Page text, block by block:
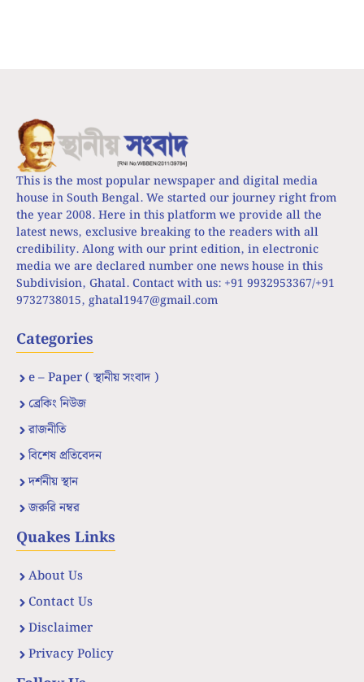
This is the most popular newspaper and digital media
house in South Bengal. We started our journey right from
the year 2008. Here in this platform we provide all the
latest news, exclusive breaking to the readers with all
credibility. Along with our print edition, in electronic
media we are declared number one news house in this
Subdivision, Ghatal. Contact with us: +91 9932953367/+91
9732738015, ghatal1947@gmail.com
Categories
e – Paper ( স্থানীয় সংবাদ )
ব্রেকিং নিউজ
রাজনীতি
বিশেষ প্রতিবেদন
দর্শনীয় স্থান
জরুরি নম্বর
Quakes Links
About Us
Contact Us
Disclaimer
Privacy Policy